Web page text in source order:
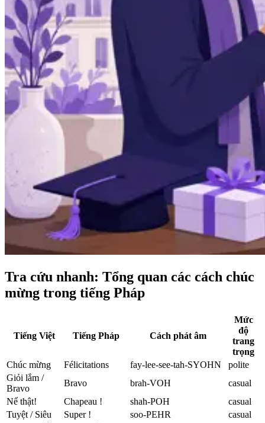
Tra cứu nhanh: Tổng quan các cách chúc
mừng trong tiếng Pháp
Tiếng Việt Tiếng Pháp Cách phát âm
Mức
độ
trang
trọng
Chúc mừng
Félicitations fay-lee-see-tah-SYOHN
polite
Giỏi lắm /
Bravo
Bravo brah-VOH
casual
Nể thật!
Chapeau ! shah-POH
casual
Tuyệt / Siêu
Super ! soo-PEHR
casual